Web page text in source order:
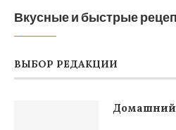
Вкусные и быстрые
ВЫБОР РЕДАКЦИИ